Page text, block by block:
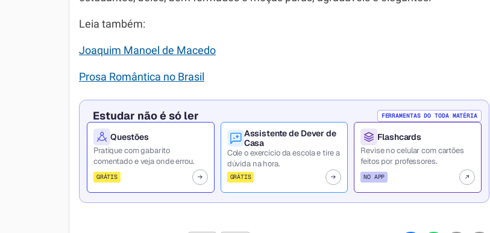
Leia também:
Joaquim Manoel de Macedo
Prosa Romântica no Brasil
Estudar não é só ler FERRAMENTAS DO TODA MATÉRIA
Questões
Pratique com gabarito
comentado e veja onde errou.
GRÁTIS
Assistente de Dever de
Casa
Cole o exercício da escola e tire a
dúvida na hora.
GRÁTIS
Flashcards
Revise no celular com cartões
feitos por professores.
NO APP